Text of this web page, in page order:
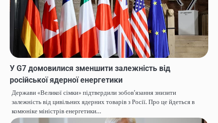
У G7 домовилися зменшити залежність від
російської ядерної енергетики
Держави «Великої сімки» підтвердили зобов’язання знизити
залежність від цивільних ядерних товарів з Росії. Про це йдеться в
комюніке міністрів енергетики…